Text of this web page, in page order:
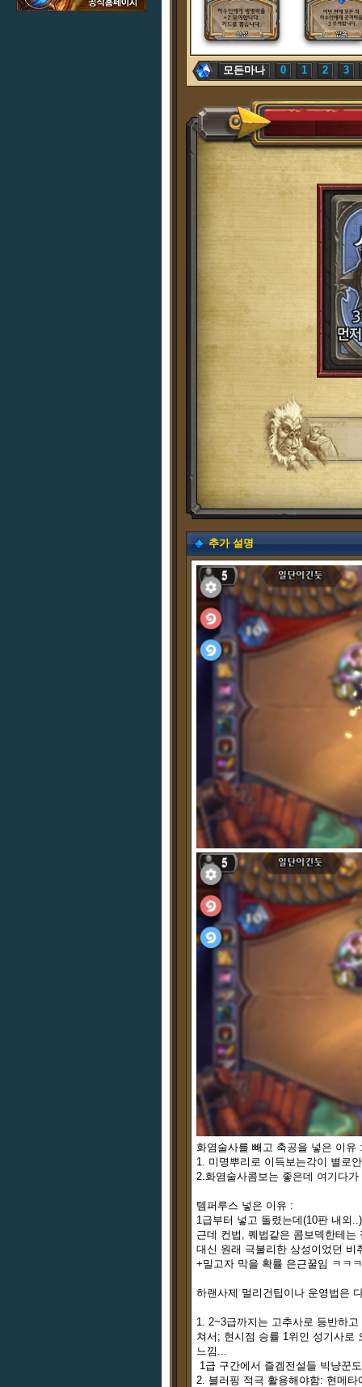
모든마나 0 1 2 3
추가 설명
화염술사를 빼고 축공을 넣은 이유 :
1. 미명뿌리로 이득보는각이 별로
2.화염술사콤보는 좋은데 여기다
템퍼루스 넣은 이유 :
1급부터 넣고 돌렸는데(10판 내외
근데 컨법, 퀘법같은 콤보덱한테는
대신 원래 극불리한 상성이었던 비
+밀고자 막을 확률 은근꿀임 ㅋㅋ
하랜사제 멀리건팁이나 운영법은
1. 2~3급까지는 고추사로 등반하
쳐서; 현시점 승률 1위인 성기사로
느낌...
1급 구간에서 즐겜전설들 빅냥꾼
2. 블러핑 적극 활용해야함: 현메